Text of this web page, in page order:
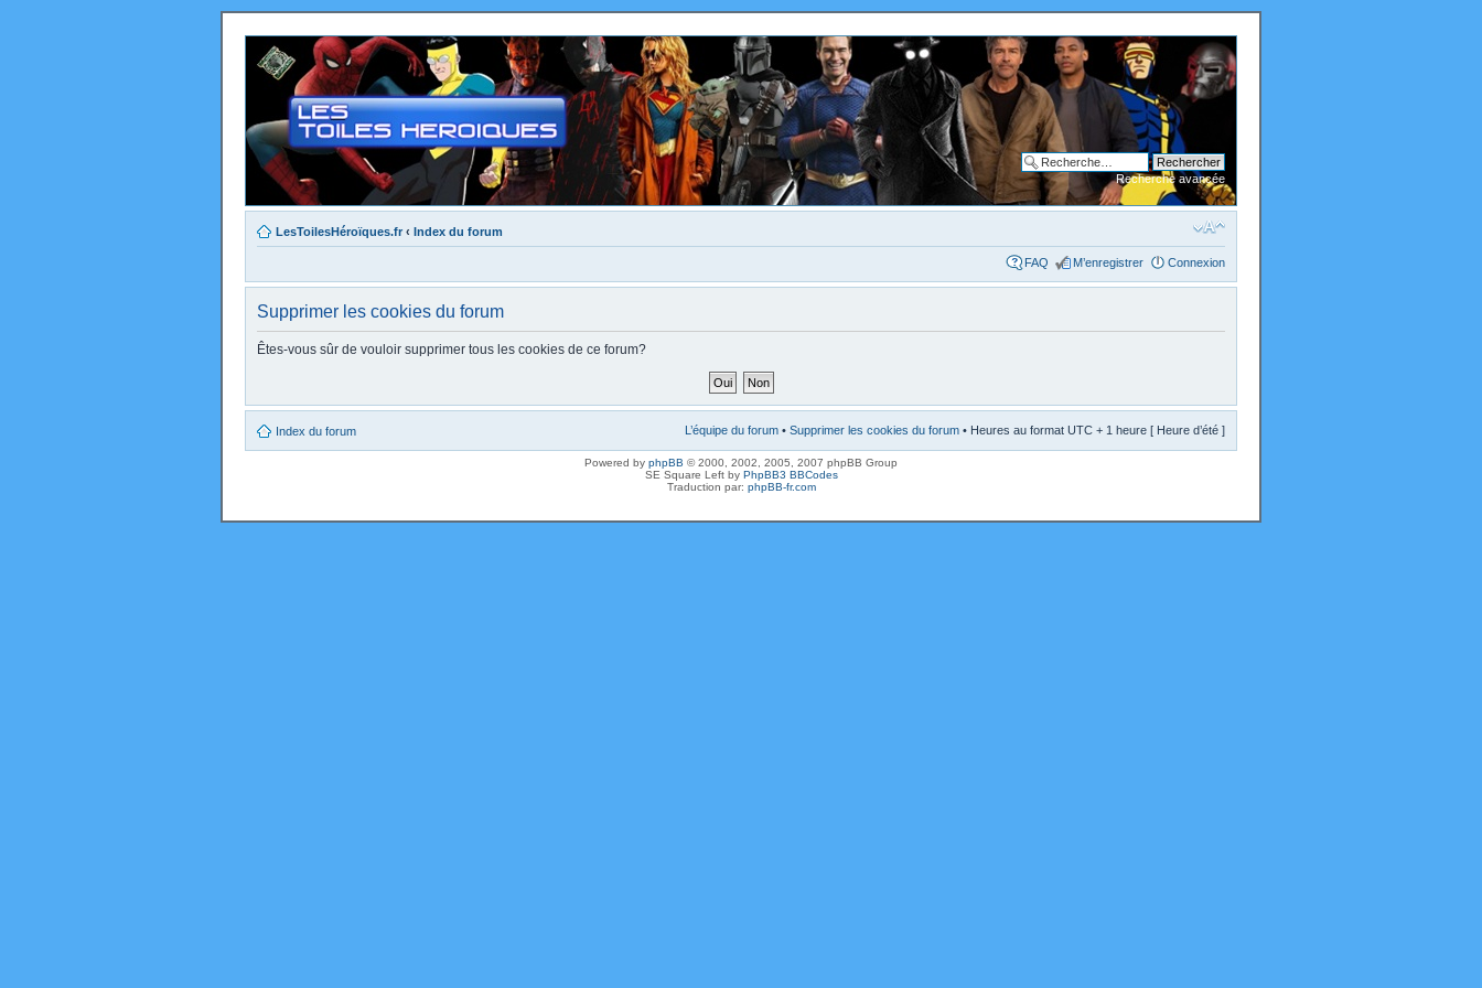
Recherche avancée
LesToilesHéroïques.fr ‹ Index du forum
FAQ M’enregistrer Connexion
Supprimer les cookies du forum
Êtes-vous sûr de vouloir supprimer tous les cookies de ce forum?
Index du forum L’équipe du forum • Supprimer les cookies du forum • Heures au format UTC + 1 heure [ Heure d’été ]
Powered by phpBB © 2000, 2002, 2005, 2007 phpBB Group
SE Square Left by PhpBB3 BBCodes
Traduction par: phpBB-fr.com